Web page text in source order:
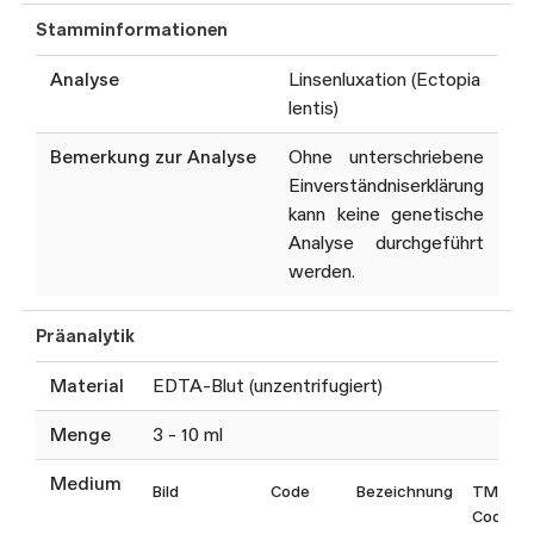
Hochdurchsatzsequenzierung
ADAMTSL4, FBN1, LTBP2
Deletions- und
Duplikationsanalyse (MLPA)
der folgenden Gene:
Die ausgewerteten Gen-
an den aktuellen Stand der
Wissenschaft angepasst.
Kostengutsprache der
Stamminformationen
Analyse
Linsenluxation (Ectopia
lentis)
Bemerkung zur Analyse
Ohne unterschriebene
Einverständniserklärung
kann keine genetische
Analyse durchgeführt
werden.
Präanalytik
Material EDTA-Blut (unzentrifugiert)
Menge 3 - 10 ml
Medium Bild Code Bezeichnung
TM
Code